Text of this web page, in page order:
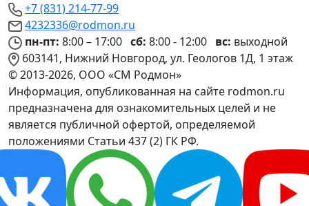
+7 (831) 214-77-99
4232336@rodmon.ru
пн-пт: 8:00 – 17:00 сб: 8:00 - 12:00 вс: выходной
603141, Нижний Новгород, ул. Геологов 1Д, 1 этаж
© 2013-2026, ООО «СМ Родмон»
Информация, опубликованная на сайте rodmon.ru
предназначена для ознакомительных целей и не
является публичной офертой, определяемой
положениями Статьи 437 (2) ГК РФ.